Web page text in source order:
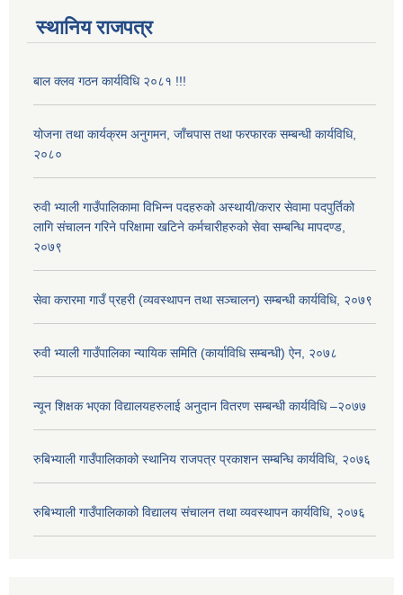
स्थानिय राजपत्र
बाल क्लव गठन कार्यविधि २०८१ !!!
योजना तथा कार्यक्रम अनुगमन, जाँचपास तथा फरफारक सम्बन्धी कार्यविधि,
२०८०
रुवी भ्याली गाउँपालिकामा विभिन्न पदहरुको अस्थायी/करार सेवामा पदपुर्तिको
लागि संचालन गरिने परिक्षामा खटिने कर्मचारीहरुको सेवा सम्बन्धि मापदण्ड,
२०७९
सेवा करारमा गाउँ प्रहरी (व्यवस्थापन तथा सञ्चालन) सम्बन्धी कार्यविधि, २०७९
रुवी भ्याली गाउँपालिका न्यायिक समिति (कार्याविधि सम्बन्धी) ऐन, २०७८
न्यून शिक्षक भएका ‍विद्यालयहरुलाई अनुदान वितरण सम्बन्धी कार्यविधि –२०७७
रुबिभ्याली गाउँपालिकाको स्थानिय राजपत्र प्रकाशन सम्बन्धि कार्यविधि, २०७६
रुबिभ्याली गाउँपालिकाको विद्यालय संचालन तथा व्यवस्थापन कार्यविधि, २०७६